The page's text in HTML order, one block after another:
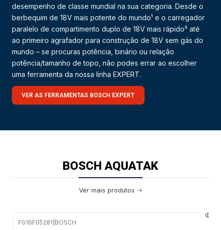
desempenho de classe mundial na sua categoria. Desde o
berbequim de 18V mais potente do mundo¹ e o carregador
paralelo de compartimento duplo de 18V mais rápido³ até
ao primeiro agrafador para construção de 18V sem gás do
mundo – se procuras potência, binário ou relação
potência/tamanho de topo, não podes errar ao escolher
uma ferramenta da nossa linha EXPERT.
VER AS FERRAMENTAS BOSCH EXPERT
BOSCH AQUATAK
Ver mais produtos
F016F05281 BOSCH